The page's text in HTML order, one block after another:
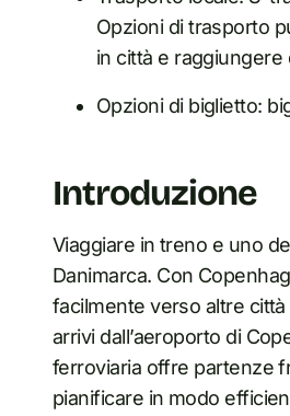
Opzioni di trasporto
in città e raggiungere
Opzioni di biglietto:
Introduzione
Viaggiare in treno e uno
Danimarca. Con
facilmente verso altre
arrivi dall’aeroporto di
ferroviaria offre partenze
pianificare in modo